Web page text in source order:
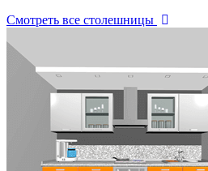
Смотреть все столешницы